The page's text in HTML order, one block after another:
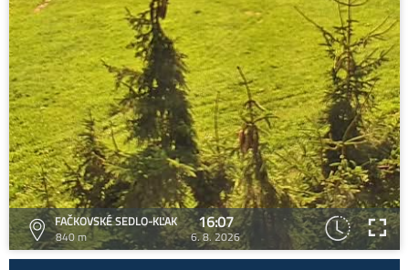
FAČKOVSKÉ SEDLO-KĽAK
840 m
16:07
6. 8. 2026